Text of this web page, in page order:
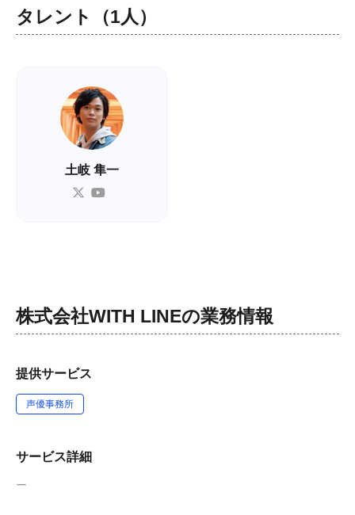
タレント（1人）
土岐 隼一
株式会社WITH LINEの業務情報
提供サービス
声優事務所
サービス詳細
ー